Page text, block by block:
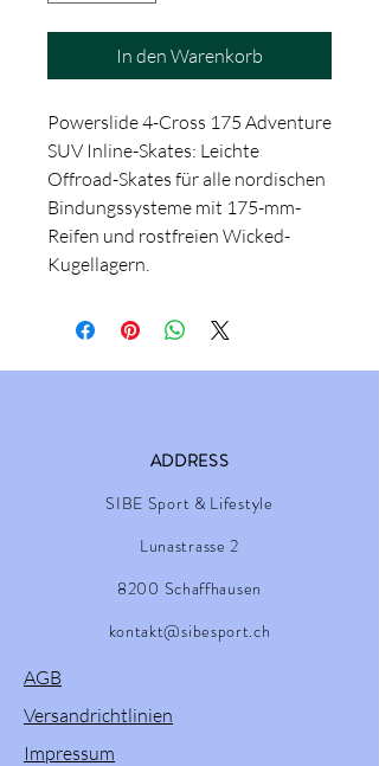
In den Warenkorb
Powerslide 4-Cross 175 Adventure
SUV Inline-Skates: Leichte
Offroad-Skates für alle nordischen
Bindungssysteme mit 175-mm-
Reifen und rostfreien Wicked-
Kugellagern.
ADDRESS
SIBE Sport & Lifestyle
Lunastrasse 2
8200 Schaffhausen
kontakt@sibesport.ch
AGB
Versandrichtlinien
Impressum